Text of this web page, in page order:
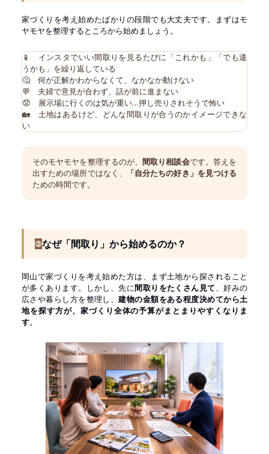
家づくりを考え始めたばかりの段階でも大丈夫です。まずはモ
ヤモヤを整理するところから始めましょう。
📱 インスタでいい間取りを見るたびに「これかも」「でも違
うかも」を繰り返している
🤔 何が正解かわからなくて、なかなか動けない
💬 夫婦で意見が合わず、話が前に進まない
😟 展示場に行くのは気が重い…押し売りされそうで怖い
🏡 土地はあるけど、どんな間取りが合うのかイメージできな
い
そのモヤモヤを整理するのが、間取り相談会です。答えを
出すための場所ではなく、
「自分たちの好き」を見つける
ための時間です。
②なぜ「間取り」から始めるのか？
岡山で家づくりを考え始めた方は、まず土地から探されること
が多くあります。しかし、先に間取りをたくさん見て、好みの
広さや暮らし方を整理し、建物の金額をある程度決めてから土
地を探す方が、家づくり全体の予算がまとまりやすくなりま
す。